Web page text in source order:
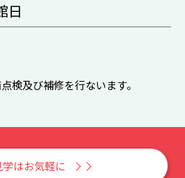
日
検及び補修を行ないます。
学はお気軽に